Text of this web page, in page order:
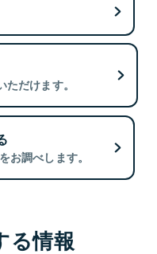
だけます。
お調べします。
る情報